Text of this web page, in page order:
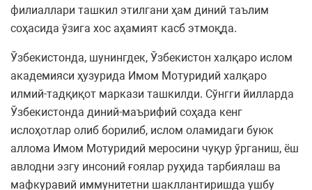
филиаллари ташкил этилгани ҳам диний таълим
соҳасида ўзига хос аҳамият касб этмоқда.
Ўзбекистонда, шунингдек, Ўзбекистон халқаро ислом
академияси ҳузурида Имом Мотуридий халқаро
илмий-тадқиқот маркази ташкилди. Сўнгги йилларда
Ўзбекистонда диний-маърифий соҳада кенг
ислоҳотлар олиб борилиб, ислом оламидаги буюк
аллома Имом Мотуридий меросини чуқур ўрганиш, ёш
авлодни эзгу инсоний ғоялар руҳида тарбиялаш ва
мафкуравий иммунитетни шакллантиришда ушбу